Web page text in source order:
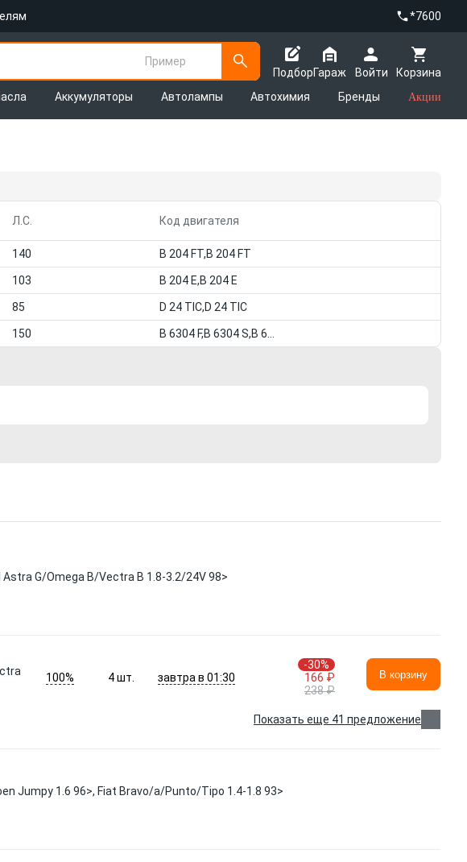
*7600
Пример
Подбор
Корзина
Гараж
Войти
Аккумуляторы Автолампы Автохимия Бренды Акции
Л.С. Код двигателя
140 B 204 FT,B 204 FT
103 B 204 E,B 204 E
85 D 24 TIC,D 24 TIC
150
G/Omega B/Vectra B 1.8-3.2/24V 98>
100% 4шт. завтра в 01:30
-30%
166 ₽
238 ₽
В корзину
Показать еще 41 предложение
Jumpy 1.6 96>, Fiat Bravo/a/Punto/Tipo 1.4-1.8 93>